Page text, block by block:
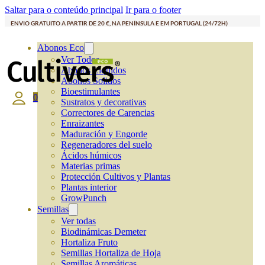
Saltar para o conteúdo principal Ir para o footer
ENVIO GRATUITO A PARTIR DE 20 €, NA PENÍNSULA E EM PORTUGAL (24/72H)
Abonos Eco
Ver Todos
Abonos Líquidos
Abonos Solidos
Bioestimulantes
Sustratos y decorativas
Correctores de Carencias
Enraizantes
Maduración y Engorde
Regeneradores del suelo
Ácidos húmicos
Materias primas
Protección Cultivos y Plantas
Plantas interior
GrowPunch
Semillas
Ver todas
Biodinámicas Demeter
Hortaliza Fruto
Semillas Hortaliza de Hoja
0